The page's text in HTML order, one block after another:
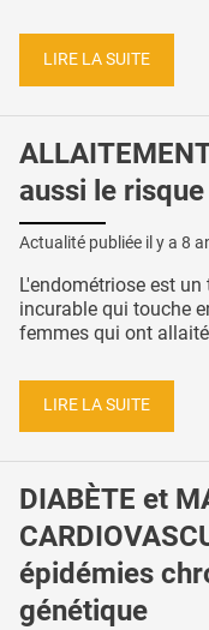
LIRE LA SUITE
aussi le
Actualité publiée il y a 8
L'endométriose est
incurable qui touche
femmes qui ont
LIRE LA SUITE
DIABÈTE et
épidémies
génétique